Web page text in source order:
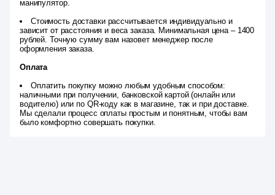
манипулятор.
Стоимость доставки рассчитывается индивидуально и
зависит от расстояния и веса заказа. Минимальная цена – 1400
рублей. Точную сумму вам назовет менеджер после
оформления заказа.
Оплата
Оплатить покупку можно любым удобным способом:
наличными при получении, банковской картой (онлайн или
водителю) или по QR-коду как в магазине, так и при доставке.
Мы сделали процесс оплаты простым и понятным, чтобы вам
было комфортно совершать покупки.